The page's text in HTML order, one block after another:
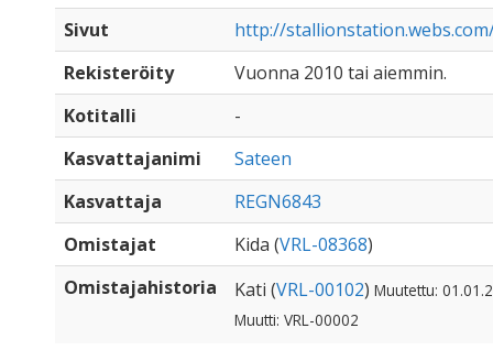
Sivut
http://
Rekisteröity
Vuonna 2010 tai aiemmin.
Kotitalli
-
Kasvattajanimi
Sateen
Kasvattaja
REGN6843
Omistajat
Kida (VRL-08368)
Omistajahistoria
Kati (VRL-00102) Muutettu:
Muutti: VRL-00002